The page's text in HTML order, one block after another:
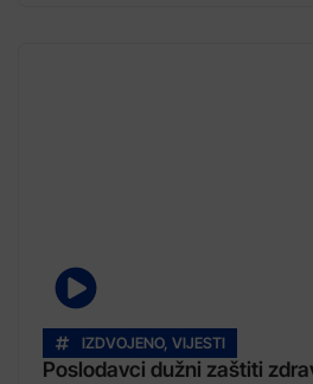
IZDVOJENO, VIJESTI
Poslodavci dužni zaštiti